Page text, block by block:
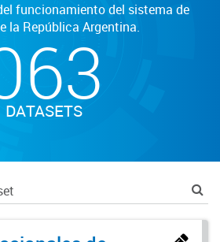
funcionamiento del sistema de
la República Argentina.
DATASETS